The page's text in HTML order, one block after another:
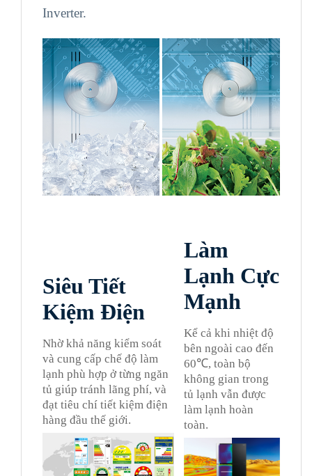
Inverter.
Siêu Tiết
Kiệm Điện
Nhờ khả năng kiểm soát
và cung cấp chế độ làm
lạnh phù hợp ở từng ngăn
tủ giúp tránh lãng phí, và
đạt tiêu chí tiết kiệm điện
hàng đầu thế giới.
Làm
Lạnh Cực
Mạnh
Kể cả khi nhiệt độ
bên ngoài cao đến
60℃, toàn bộ
không gian trong
tủ lạnh vẫn được
làm lạnh hoàn
toàn.